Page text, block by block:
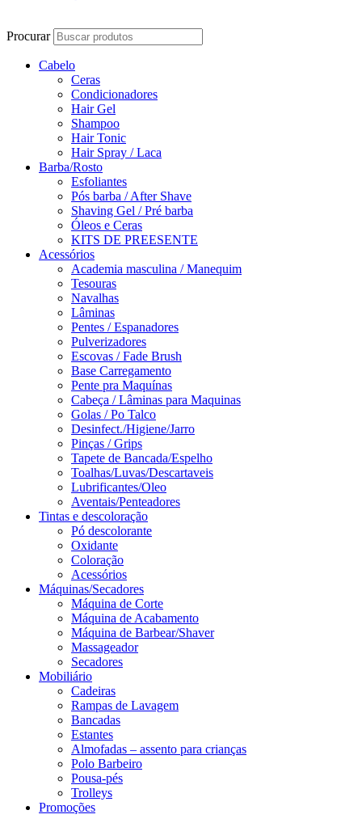
Procurar
Cabelo
Ceras
Condicionadores
Hair Gel
Shampoo
Hair Tonic
Hair Spray / Laca
Barba/Rosto
Esfoliantes
Pós barba / After Shave
Shaving Gel / Pré barba
Óleos e Ceras
KITS DE PREESENTE
Acessórios
Academia masculina / Manequim
Tesouras
Navalhas
Lâminas
Pentes / Espanadores
Pulverizadores
Escovas / Fade Brush
Base Carregamento
Pente pra Maquínas
Cabeça / Lâminas para Maquinas
Golas / Po Talco
Desinfect./Higiene/Jarro
Pinças / Grips
Tapete de Bancada/Espelho
Toalhas/Luvas/Descartaveis
Lubrificantes/Oleo
Aventais/Penteadores
Tintas e descoloração
Pó descolorante
Oxidante
Coloração
Acessórios
Máquinas/Secadores
Máquina de Corte
Máquina de Acabamento
Máquina de Barbear/Shaver
Massageador
Secadores
Mobiliário
Cadeiras
Rampas de Lavagem
Bancadas
Estantes
Almofadas – assento para crianças
Polo Barbeiro
Pousa-pés
Trolleys
Promoções